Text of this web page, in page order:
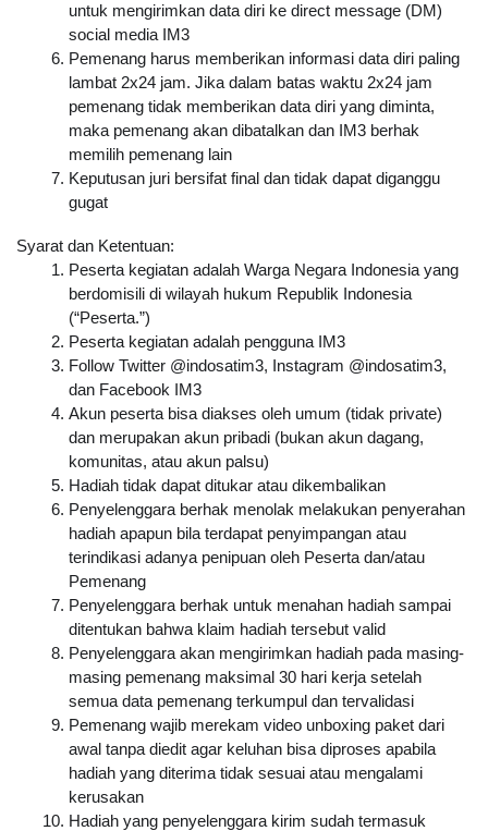
untuk mengirimkan data diri ke direct message (DM)
social media IM3
Pemenang harus memberikan informasi data diri paling
lambat 2x24 jam. Jika dalam batas waktu 2x24 jam
pemenang tidak memberikan data diri yang diminta,
maka pemenang akan dibatalkan dan IM3 berhak
memilih pemenang lain
Keputusan juri bersifat final dan tidak dapat diganggu
gugat
Syarat dan Ketentuan:
Peserta kegiatan adalah Warga Negara Indonesia yang
berdomisili di wilayah hukum Republik Indonesia
(“Peserta.”)
Peserta kegiatan adalah pengguna IM3
Follow Twitter @indosatim3, Instagram @indosatim3,
dan Facebook IM3
Akun peserta bisa diakses oleh umum (tidak private)
dan merupakan akun pribadi (bukan akun dagang,
komunitas, atau akun palsu)
Hadiah tidak dapat ditukar atau dikembalikan
Penyelenggara berhak menolak melakukan penyerahan
hadiah apapun bila terdapat penyimpangan atau
terindikasi adanya penipuan oleh Peserta dan/atau
Pemenang
Penyelenggara berhak untuk menahan hadiah sampai
ditentukan bahwa klaim hadiah tersebut valid
Penyelenggara akan mengirimkan hadiah pada masing-
masing pemenang maksimal 30 hari kerja setelah
semua data pemenang terkumpul dan tervalidasi
Pemenang wajib merekam video unboxing paket dari
awal tanpa diedit agar keluhan bisa diproses apabila
hadiah yang diterima tidak sesuai atau mengalami
kerusakan
Hadiah yang penyelenggara kirim sudah termasuk